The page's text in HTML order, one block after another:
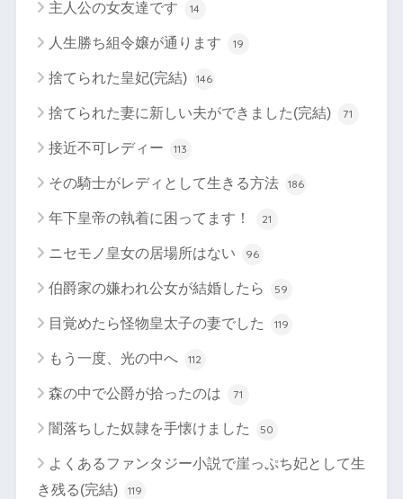
主人公の女友達です 14
人生勝ち組令嬢が通ります 19
捨てられた皇妃(完結) 146
捨てられた妻に新しい夫ができました(完結) 71
接近不可レディー 113
その騎士がレディとして生きる方法 186
年下皇帝の執着に困ってます！ 21
ニセモノ皇女の居場所はない 96
伯爵家の嫌われ公女が結婚したら 59
目覚めたら怪物皇太子の妻でした 119
もう一度、光の中へ 112
森の中で公爵が拾ったのは 71
闇落ちした奴隷を手懐けました 50
よくあるファンタジー小説で崖っぷち妃として生
き残る(完結)
119